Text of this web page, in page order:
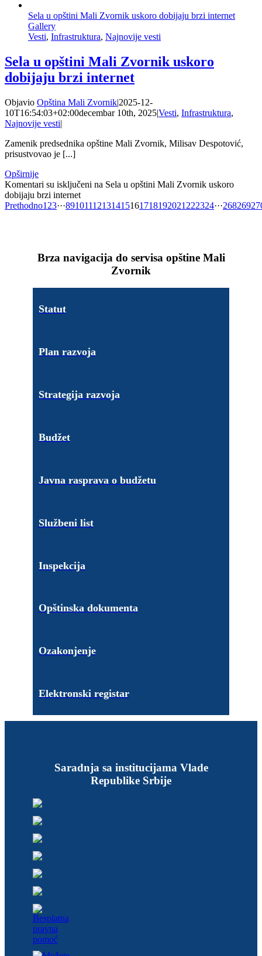
Sela u opštini Mali Zvornik uskoro dobijaju brzi internet
Gallery
Vesti, Infrastruktura, Najnovije vesti
Sela u opštini Mali Zvornik uskoro
dobijaju brzi internet
Objavio Opština Mali Zvornik|2025-12-
10T16:54:03+02:00decembar 10th, 2025|Vesti, Infrastruktura,
Najnovije vesti|
Zamenik predsednika opštine Mali Zvornik, Milisav Despotović,
prisustvovao je [...]
Opširnije
Komentari su isključeni na Sela u opštini Mali Zvornik uskoro
dobijaju brzi internet
Prethodno1 23···89101112131415161718192021 222324···268269
Brza navigacija do servisa opštine Mali
Zvornik
Statut
Plan razvoja
Strategija razvoja
Budžet
Javna rasprava o budžetu
Službeni list
Inspekcija
Opštinska dokumenta
Ozakonjenje
Elektronski registar
Saradnja sa institucijama Vlade
Republike Srbije